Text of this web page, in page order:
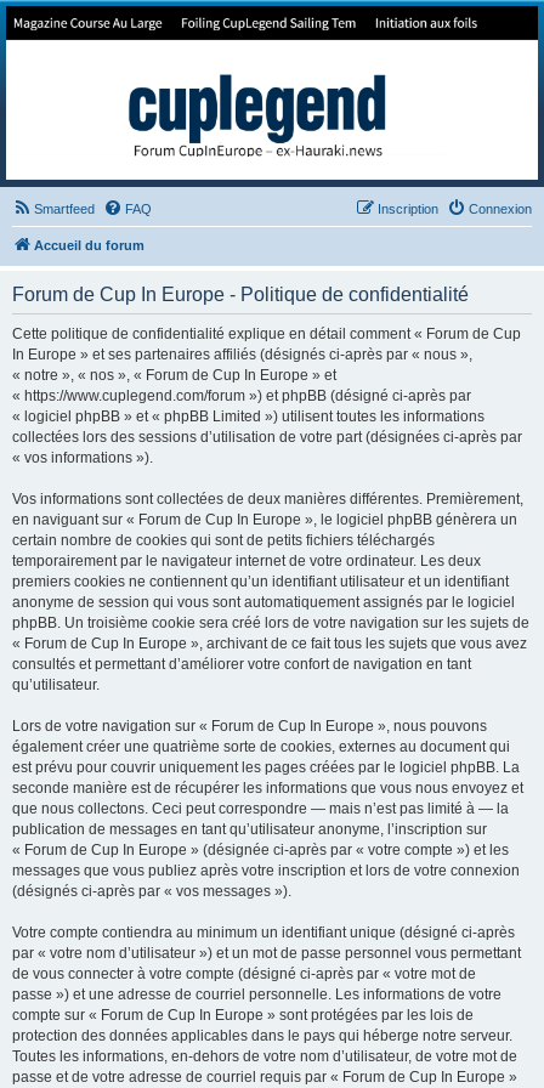
Forum de Cup In Europe
Smartfeed FAQ Connexion
Inscription
Accueil du forum
Forum de Cup In Europe - Politique de confidentialité
Cette politique de confidentialité explique en détail comment « Forum de Cup
In Europe » et ses partenaires affiliés (désignés ci-après par « nous »,
« notre », « nos », « Forum de Cup In Europe » et
« https://www.cuplegend.com/forum ») et phpBB (désigné ci-après par
« logiciel phpBB » et « phpBB Limited ») utilisent toutes les informations
collectées lors des sessions d’utilisation de votre part (désignées ci-après par
« vos informations »).
Vos informations sont collectées de deux manières différentes. Premièrement,
en naviguant sur « Forum de Cup In Europe », le logiciel phpBB génèrera un
certain nombre de cookies qui sont de petits fichiers téléchargés
temporairement par le navigateur internet de votre ordinateur. Les deux
premiers cookies ne contiennent qu’un identifiant utilisateur et un identifiant
anonyme de session qui vous sont automatiquement assignés par le logiciel
phpBB. Un troisième cookie sera créé lors de votre navigation sur les sujets de
« Forum de Cup In Europe », archivant de ce fait tous les sujets que vous avez
consultés et permettant d’améliorer votre confort de navigation en tant
qu’utilisateur.
Lors de votre navigation sur « Forum de Cup In Europe », nous pouvons
également créer une quatrième sorte de cookies, externes au document qui
est prévu pour couvrir uniquement les pages créées par le logiciel phpBB. La
seconde manière est de récupérer les informations que vous nous envoyez et
que nous collectons. Ceci peut correspondre — mais n’est pas limité à — la
publication de messages en tant qu’utilisateur anonyme, l’inscription sur
« Forum de Cup In Europe » (désignée ci-après par « votre compte ») et les
messages que vous publiez après votre inscription et lors de votre connexion
(désignés ci-après par « vos messages »).
Votre compte contiendra au minimum un identifiant unique (désigné ci-après
par « votre nom d’utilisateur ») et un mot de passe personnel vous permettant
de vous connecter à votre compte (désigné ci-après par « votre mot de
passe ») et une adresse de courriel personnelle. Les informations de votre
compte sur « Forum de Cup In Europe » sont protégées par les lois de
protection des données applicables dans le pays qui héberge notre serveur.
Toutes les informations, en-dehors de votre nom d’utilisateur, de votre mot de
passe et de votre adresse de courriel requis par « Forum de Cup In Europe »